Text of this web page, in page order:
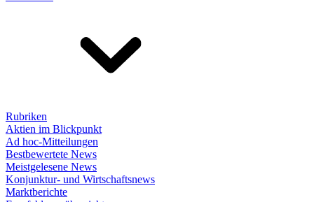
Rubriken
Aktien im Blickpunkt
Ad hoc-Mitteilungen
Bestbewertete News
Meistgelesene News
Konjunktur- und Wirtschaftsnews
Marktberichte